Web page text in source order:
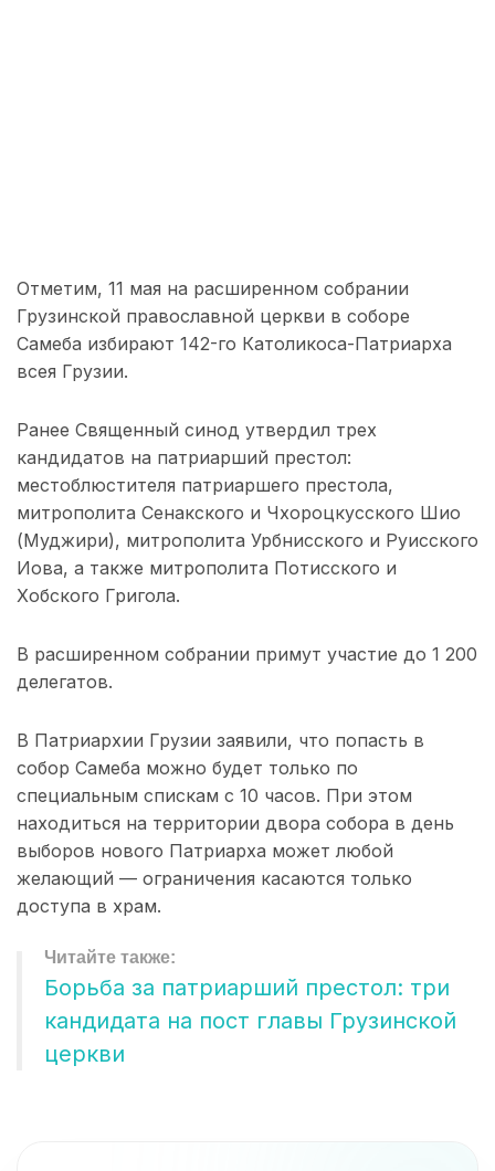
Отметим, 11 мая на расширенном собрании
Грузинской православной церкви в соборе
Самеба избирают 142-го Католикоса-Патриарха
всея Грузии.
Ранее Священный синод утвердил трех
кандидатов на патриарший престол:
местоблюстителя патриаршего престола,
митрополита Сенакского и Чхороцкусского Шио
(Муджири), митрополита Урбнисского и Руисского
Иова, а также митрополита Потисского и
Хобского Григола.
В расширенном собрании примут участие до 1 200
делегатов.
В Патриархии Грузии заявили, что попасть в
собор Самеба можно будет только по
специальным спискам с 10 часов. При этом
находиться на территории двора собора в день
выборов нового Патриарха может любой
желающий — ограничения касаются только
доступа в храм.
Борьба за патриарший престол: три
кандидата на пост главы Грузинской
церкви